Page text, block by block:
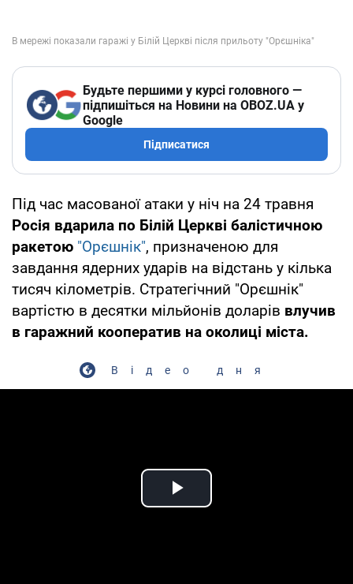
Будьте першими у курсі головного —
підпишіться на Новини на OBOZ.UA у
Google
Підписатися
Під час масованої атаки у ніч на 24 травня
Росія вдарила по Білій Церкві балістичною
ракетою "Орєшнік", призначеною для
завдання ядерних ударів на відстань у кілька
тисяч кілометрів. Стратегічний "Орєшнік"
вартістю в десятки мільйонів доларів влучив
в гаражний кооператив на околиці міста.
Відео дня
Play Video